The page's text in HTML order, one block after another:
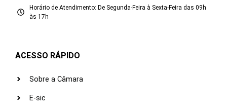
Horário de Atendimento: De Segunda-Feira à Sexta-Feira das 09h
às 17h
ACESSO RÁPIDO
Sobre a Câmara
E-sic